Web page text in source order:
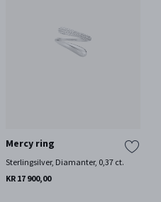
Mercy ring
Sterlingsilver, Diamanter, 0,37 ct.
KR 17 900,00